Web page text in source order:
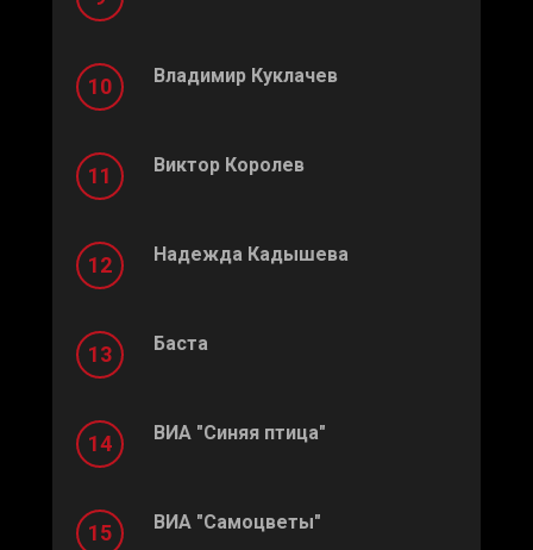
Владимир Куклачев
Виктор Королев
Надежда Кадышева
Баста
ВИА "Синяя птица"
ВИА "Самоцветы"